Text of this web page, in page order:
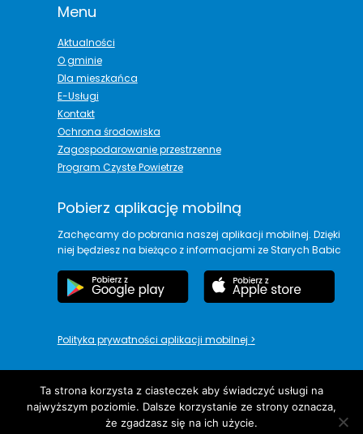
Menu
Aktualności
O gminie
Dla mieszkańca
E-Usługi
Kontakt
Ochrona środowiska
Zagospodarowanie przestrzenne
Program Czyste Powietrze
Pobierz aplikację mobilną
Zachęcamy do pobrania naszej aplikacji mobilnej. Dzięki
niej będziesz na bieżąco z informacjami ze Starych Babic
Polityka prywatności aplikacji mobilnej >
copyright© Urząd Gminy Stare Babice
Ta strona korzysta z ciasteczek aby świadczyć usługi na
najwyższym poziomie. Dalsze korzystanie ze strony oznacza,
że zgadzasz się na ich użycie.